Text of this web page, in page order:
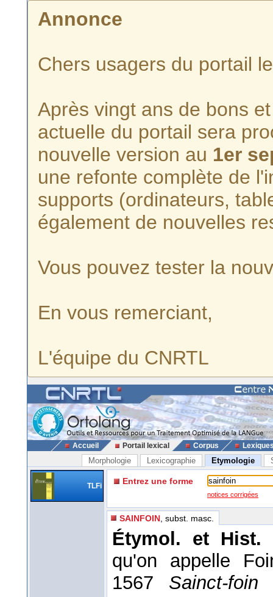
Annonce
Chers usagers du portail
Après vingt ans de bons
actuelle du portail sera
nouvelle version au 1er
une refonte complète de
supports (ordinateurs,
également de nouvelles
Vous pouvez tester la
En vous remerciant,
L'équipe du CNRTL
Accueil Portail lexical Corpus
Morphologie Lexicographie Etymologie
TLFi Entrez une forme
notices corrigées
SAINFOIN , subst. masc.
Étymol. et Hist.
qu'on appelle
1567 Sainct-foin